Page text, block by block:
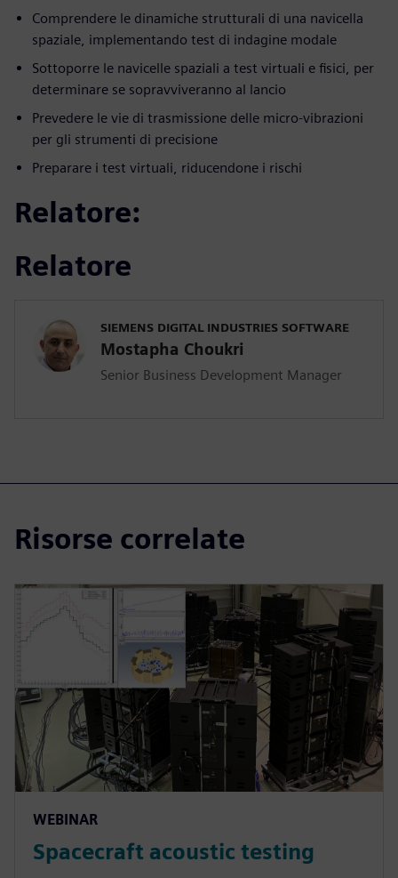
Comprendere le dinamiche strutturali di una navicella
spaziale, implementando test di indagine modale
Sottoporre le navicelle spaziali a test virtuali e fisici, per
determinare se sopravviveranno al lancio
Prevedere le vie di trasmissione delle micro-vibrazioni
per gli strumenti di precisione
Preparare i test virtuali, riducendone i rischi
Relatore:
Relatore
SIEMENS DIGITAL INDUSTRIES SOFTWARE
Mostapha Choukri
Senior Business Development Manager
Risorse correlate
WEBINAR
Spacecraft acoustic testing